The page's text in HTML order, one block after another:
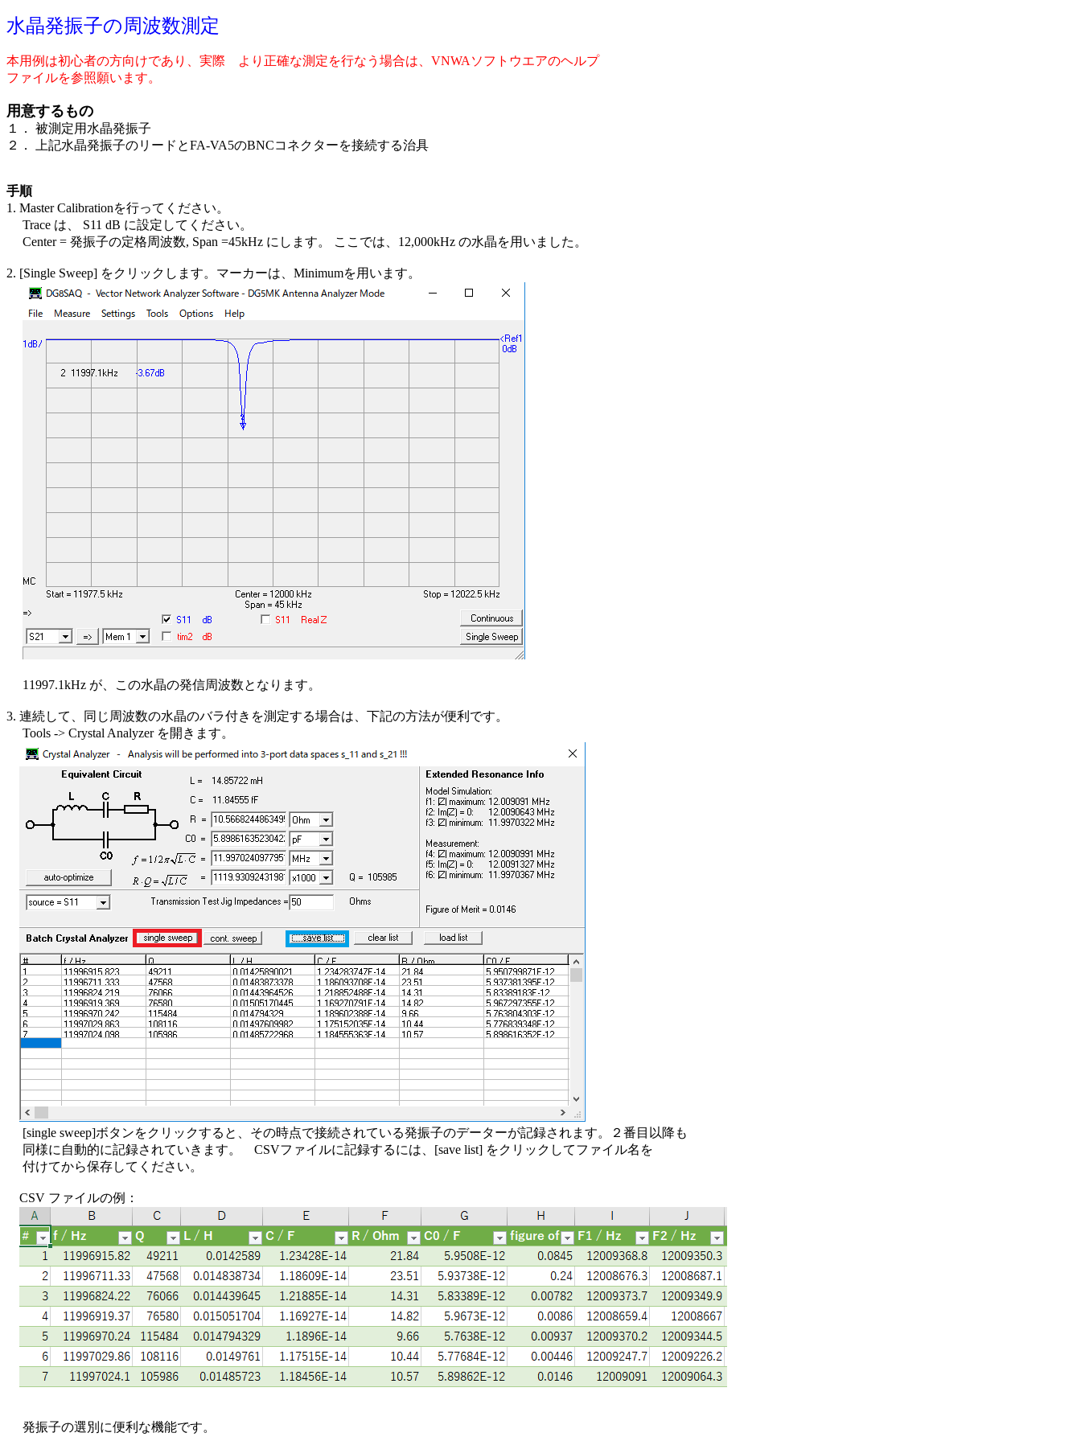
水晶発振子の周波数測定
本用例は初心者の方向けであり、実際 より正確な測定を行なう場合は、VNWAソフトウエアのヘルプ
ファイルを参照願います。
用意するもの
１． 被測定用水晶発振子
２． 上記水晶発振子のリードとFA-VA5のBNCコネクターを接続する治具
手順
1. Master Calibrationを行ってください。
Trace は、 S11 dB に設定してください。
Center = 発振子の定格周波数, Span =45kHz にします。 ここでは、12,000kHz の水晶を用いました。
2. [Single Sweep] をクリックします。マーカーは、Minimumを用います。
11997.1kHz が、この水晶の発信周波数となります。
3. 連続して、同じ周波数の水晶のバラ付きを測定する場合は、下記の方法が便利です。
Tools -> Crystal Analyzer を開きます。
[single sweep]ボタンをクリックすると、その時点で接続されている発振子のデーターが記録されます。２番目以降も
同様に自動的に記録されていきます。 CSVファイルに記録するには、[save list] をクリックしてファイル名を
付けてから保存してください。
CSV ファイルの例：
発振子の選別に便利な機能です。